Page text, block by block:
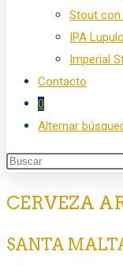
Stout con
IPA
Imperial
Contacto
0
Alternar
CERVEZA
SANTA